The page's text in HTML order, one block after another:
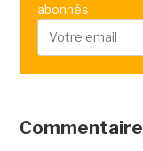
abonnés
Commentaire